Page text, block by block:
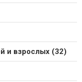
и взрослых (32)